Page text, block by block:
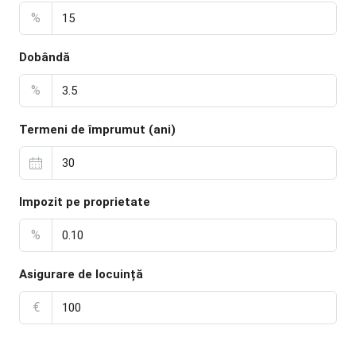
%
Dobândă
%
Termeni de împrumut (ani)
Impozit pe proprietate
%
Asigurare de locuință
€